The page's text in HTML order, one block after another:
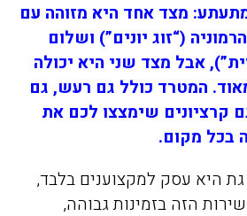
מצד אחד היא מזוהה עם
(“זוג יונים”) ושלום
אבל מצד שני היא יכולה
המטרד כולל גם רעש, גם
קרציונים שימצצו לכם את
בכל מקום.
היא עסק למקצוענים בלבד,
הזה בזמינות גבוהה,